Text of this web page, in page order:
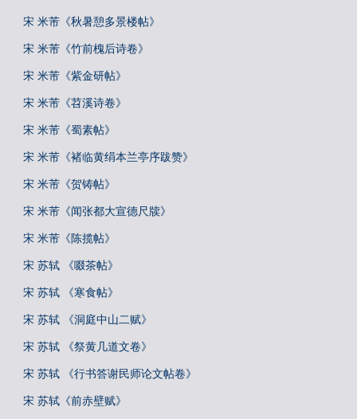
宋 米芾《秋暑憩多景楼帖》
宋 米芾《竹前槐后诗卷》
宋 米芾《紫金研帖》
宋 米芾《苕溪诗卷》
宋 米芾《蜀素帖》
宋 米芾《褚临黄绢本兰亭序跋赞》
宋 米芾《贺铸帖》
宋 米芾《闻张都大宣德尺牍》
宋 米芾《陈揽帖》
宋 苏轼 《啜茶帖》
宋 苏轼 《寒食帖》
宋 苏轼 《洞庭中山二赋》
宋 苏轼 《祭黄几道文卷》
宋 苏轼 《行书答谢民师论文帖卷》
宋 苏轼《前赤壁赋》